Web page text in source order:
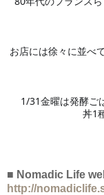
お店には徐々に並べ
1/31金曜は発酵ご
丼1
■ Nomadic Life
http://